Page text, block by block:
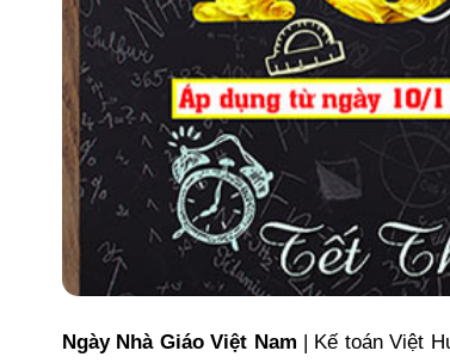
Ngày Nhà Giáo Việt Nam | Kế toán Việt